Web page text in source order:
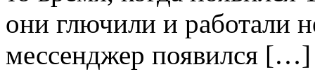
они глючили и работали
мессенджер появился […]